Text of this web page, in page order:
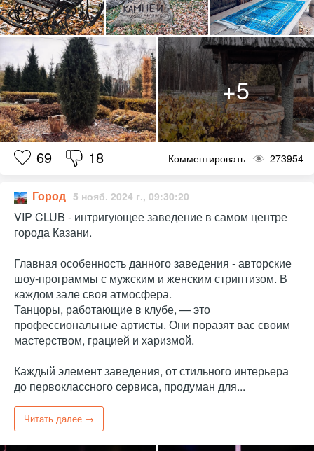
69 18 Комментировать 273954
Город 5 нояб. 2024 г., 09:30:20
VIP CLUB - интригующее заведение в самом центре
города Казани.
Главная особенность данного заведения - авторские
шоу-программы с мужским и женским стриптизом. В
каждом зале своя атмосфера.
Танцоры, работающие в клубе, — это
профессиональные артисты. Они поразят вас своим
мастерством, грацией и харизмой.
Каждый элемент заведения, от стильного интерьера
до первоклассного сервиса, продуман для...
Читать далее →